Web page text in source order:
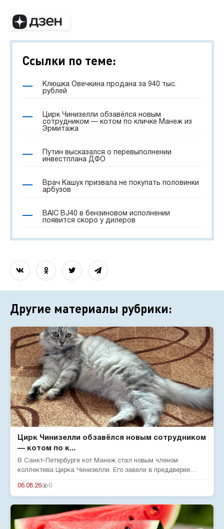
Ссылки по теме:
Клюшка Овечкина продана за 940 тыс.
рублей
Цирк Чинизелли обзавёлся новым
сотрудником — котом по кличке Манеж из
Эрмитажа
Путин высказался о перевыполнении
инвестплана ДФО
Врач Кашух призвала не покупать половинки
арбузов
BAIC BJ40 в бензиновом исполнении
появится скоро у дилеров
Другие материалы рубрики:
Цирк Чинизелли обзавёлся новым сотрудником
— котом по к...
В Санкт-Петербурге кот Манеж стал новым членом
коллектива Цирка Чинизелли. Его завели в преддверии
06.08.26 0